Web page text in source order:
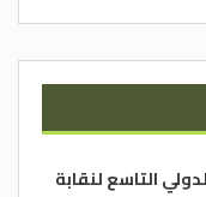
التاسع لنقابة